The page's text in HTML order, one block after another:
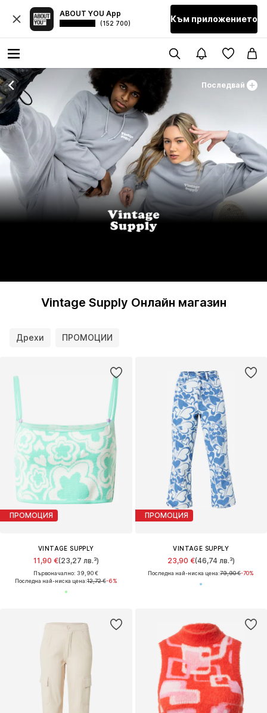
ABOUT YOU App
(152 700) Към приложението
Последвай
Vintage Supply Онлайн магазин
Дрехи ПРОМОЦИИ
ПРОМОЦИЯ
VINTAGE SUPPLY
11,90 €(23,27 лв.³)
Първоначално: 39,90 €
Последна най-ниска цена:12,72 €-6%
ПРОМОЦИЯ
VINTAGE SUPPLY
23,90 €(46,74 лв.³)
Последна най-ниска цена:79,90 €-70%